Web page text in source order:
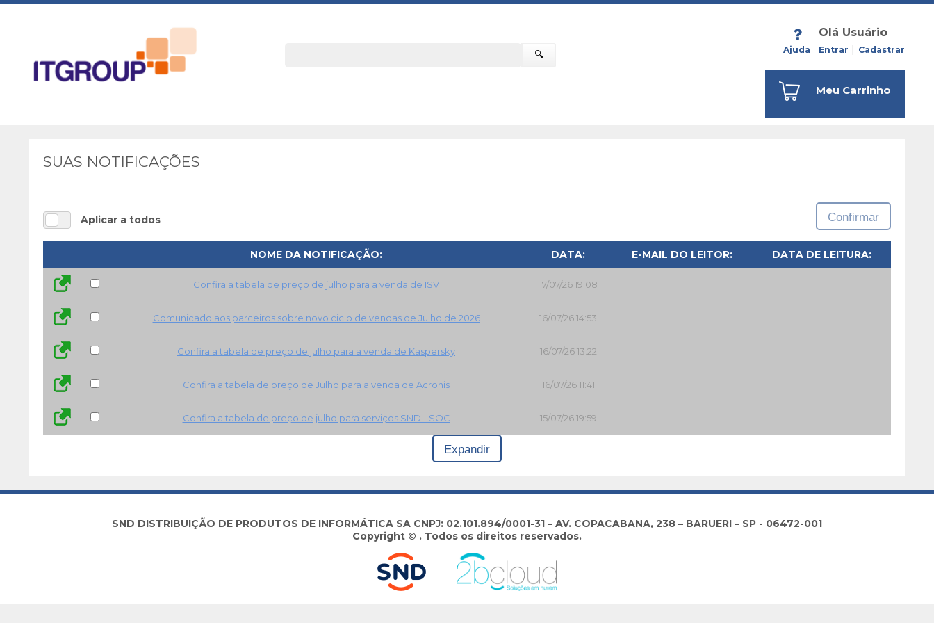
🔍 Ajuda
Olá Usuário
Entrar Cadastrar
Meu Carrinho
SUAS NOTIFICAÇÕES
Aplicar a todos Confirmar
NOME DA NOTIFICAÇÃO: DATA: E-MAIL DO LEITOR: DATA DE LEITURA:
Confira a tabela de preço de julho para a venda de ISV 17/07/26 19:08
Comunicado aos parceiros sobre novo ciclo de vendas de Julho de 2026 16/07/26 14:53
Confira a tabela de preço de julho para a venda de Kaspersky 16/07/26 13:22
Confira a tabela de preço de Julho para a venda de Acronis 16/07/26 11:41
Confira a tabela de preço de julho para serviços SND - SOC 15/07/26 19:59
Expandir
SND DISTRIBUIÇÃO DE PRODUTOS DE INFORMÁTICA SA CNPJ: 02.101.894/0001-31 – AV. COPACABANA, 238 – BARUERI – SP - 06472-001
Copyright © . Todos os direitos reservados.